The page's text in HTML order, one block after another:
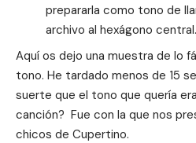
prepararla como tono de
archivo al hexágono central.
Aquí os dejo una muestra de lo
tono. He tardado menos de 15
suerte que el tono que quería
canción? Fue con la que nos
chicos de Cupertino.